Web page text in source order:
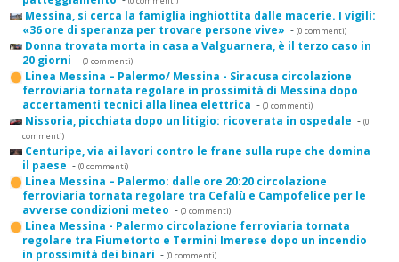
Messina, si cerca la famiglia inghiottita dalle macerie. I vigili:
«36 ore di speranza per trovare persone vive» - (0 commenti)
Donna trovata morta in casa a Valguarnera, è il terzo caso in
20 giorni - (0 commenti)
Linea Messina – Palermo/ Messina - Siracusa circolazione
ferroviaria tornata regolare in prossimità di Messina dopo
accertamenti tecnici alla linea elettrica - (0 commenti)
Nissoria, picchiata dopo un litigio: ricoverata in ospedale - (0
commenti)
Centuripe, via ai lavori contro le frane sulla rupe che domina
il paese - (0 commenti)
Linea Messina – Palermo: dalle ore 20:20 circolazione
ferroviaria tornata regolare tra Cefalù e Campofelice per le
avverse condizioni meteo - (0 commenti)
Linea Messina - Palermo circolazione ferroviaria tornata
regolare tra Fiumetorto e Termini Imerese dopo un incendio
in prossimità dei binari - (0 commenti)